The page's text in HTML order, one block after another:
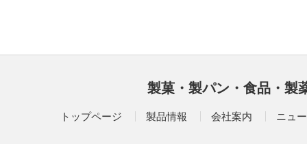
製菓・製パン・食品・
トップページ 製品情報 会社案内 ニュ